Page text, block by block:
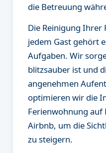
die Betreuung
Die Reinigung Ihrer
jedem Gast gehört
Aufgaben. Wir
blitzsauber ist und
angenehmen
optimieren wir die
Ferienwohnung
Airbnb, um die
zu steigern.